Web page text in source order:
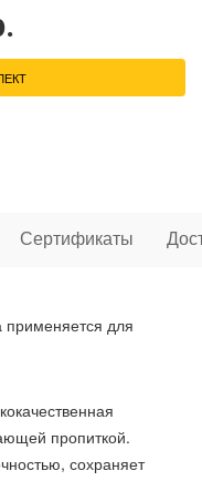
Сертификаты
применяется для
пропиткой.
сохраняет